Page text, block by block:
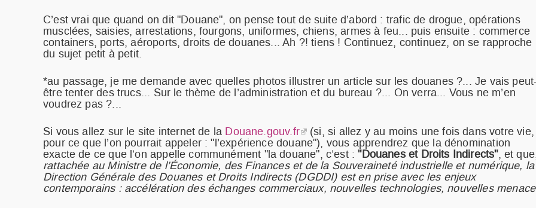
C’est vrai que quand on dit "Douane", on pense tout de suite d’abord : trafic de drogue, opérations
musclées, saisies, arrestations, fourgons, uniformes, chiens, armes à feu... puis ensuite : commerce
containers, ports, aéroports, droits de douanes... Ah ?! tiens ! Continuez, continuez, on se rapproche
du sujet petit à petit.
*au passage, je me demande avec quelles photos illustrer un article sur les douanes ?... Je vais
être tenter des trucs... Sur le thème de l’administration et du bureau ?... On verra... Vous ne m’en
voudrez pas ?...
Si vous allez sur le site internet de la Douane.gouv.fr (si, si allez y au moins une fois dans votre vie,
pour ce que l’on pourrait appeler : "l’expérience douane"), vous apprendrez que la dénomination
exacte de ce que l’on appelle communément "la douane", c’est :"Douanes et Droits Indirects", et
rattachée au Ministre de l’Économie, des Finances et de la Souveraineté industrielle et numérique, la
Direction Générale des Douanes et Droits Indirects (DGDDI) est en prise avec les enjeux
contemporains : accélération des échanges commerciaux, nouvelles technologies, nouvelles